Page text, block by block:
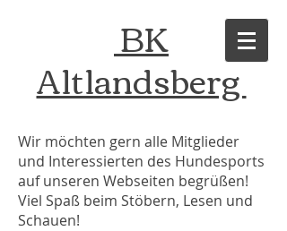
BK
Altlandsberg
Wir möchten gern alle Mitglieder
und Interessierten des Hundesports
auf unseren Webseiten begrüßen!
Viel Spaß beim Stöbern, Lesen und
Schauen!